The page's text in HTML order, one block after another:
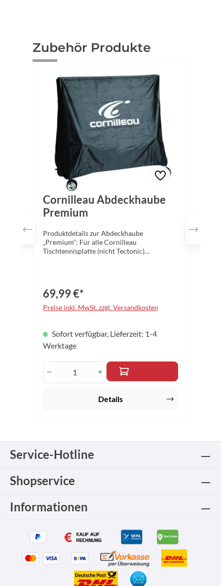
Produktgalerie überspringen
Zubehör Produkte
Cornilleau Abdeckhaube
Premium
Produktdetails zur Abdeckhaube
„Premium“: Für alle Cornilleau
Tischtennisplatte (nicht Tectonic)
Abdeckhauben Kein rabattfähiger Artikel.
69,99 €*
Preise inkl. MwSt. zzgl. Versandkosten
Sofort verfügbar, Lieferzeit: 1-4
Werktage
Produkt Anzahl: Gib den
Details
Service-Hotline
Shopservice
Informationen